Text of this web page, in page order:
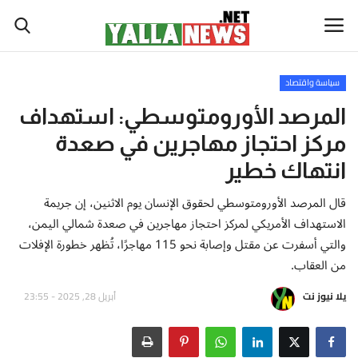
أخبار العالم
أخبار الوطن العربي
سياسة واقتصاد
رياضة
ثقافة وفن
تكنولوجيا وعلوم
صحة ولياقة
سياسة واقتصاد
المرصد الأورومتوسطي: استهداف
مركز احتجاز مهاجرين في صعدة
انتهاك خطير
قال المرصد الأورومتوسطي لحقوق الإنسان يوم الاثنين، إن جريمة
الاستهداف الأمريكي لمركز احتجاز مهاجرين في صعدة شمالي اليمن،
والتي أسفرت عن مقتل وإصابة نحو 115 مهاجرًا، تُظهر خطورة الإفلات
من العقاب.
يلا نيوز نت أبريل 28, 2025 - 23:55